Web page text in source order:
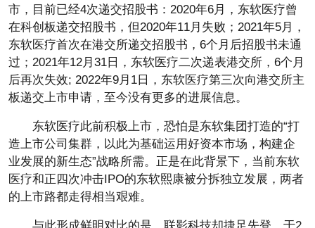
市，目前已经4次递交招股书：2020年6月，东软医疗曾
在科创板递交招股书，但2020年11月失败；2021年5月，
东软医疗首次在港交所递交招股书，6个月后招股书未通
过；2021年12月31日，东软医疗二次递表港交所，6个月
后再次失效; 2022年9月1日，东软医疗第三次向港交所主
板递交上市申请，至今没有更多的进展信息。
东软医疗此前积极上市，恐怕是东软集团打造的“打
造上市公司集群，以此为基础运用好资本市场，构建企
业发展的新生态”战略所需。正是在此背景下，当前东软
医疗和正四次冲击IPO的东软熙康被分拆独立发展，两者
的上市路都走得相当艰难。